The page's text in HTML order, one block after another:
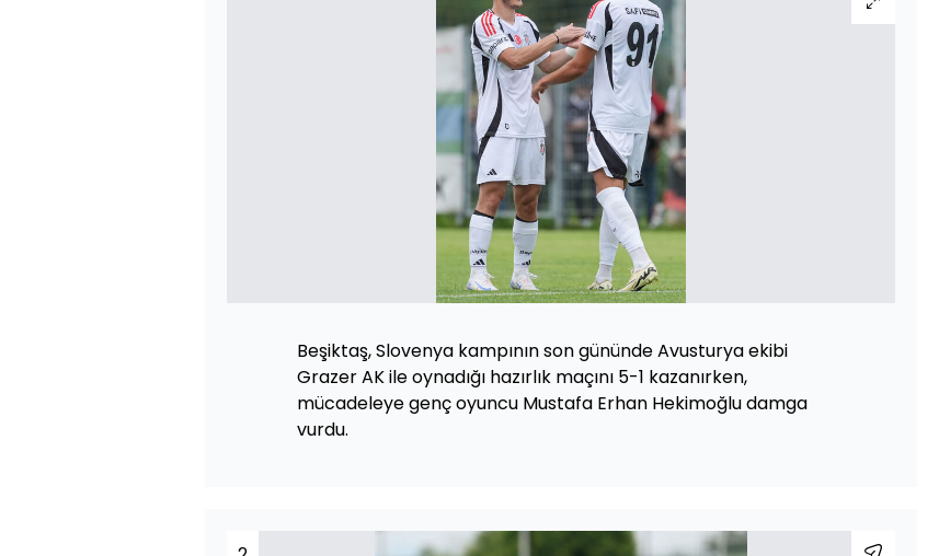
Beşiktaş, Slovenya kampının son gününde Avusturya ekibi
Grazer AK ile oynadığı hazırlık maçını 5-1 kazanırken,
mücadeleye genç oyuncu Mustafa Erhan Hekimoğlu damga
vurdu.